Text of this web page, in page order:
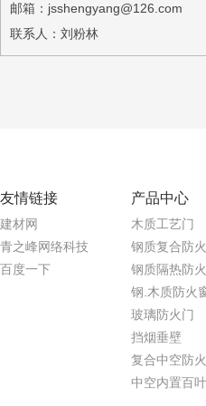
邮箱：jsshengyang@126.com
联系人：刘粉林
友情链接
建材网
青之峰网络科技
百度一下
产品中心
木质工艺门
钢质复合防
钢质隔热防
钢.木质防火
玻璃防火门
挡烟垂壁
复合中空防
中空内置百